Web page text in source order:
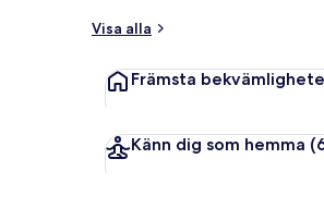
Visa alla
Främsta
Känn dig som hemma